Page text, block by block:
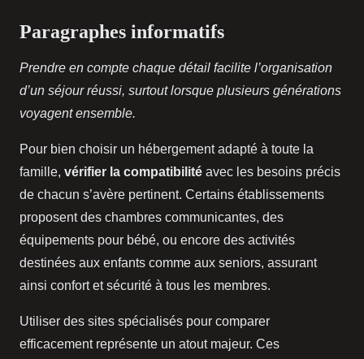
Paragraphes informatifs
Prendre en compte chaque détail facilite l’organisation
d’un séjour réussi, surtout lorsque plusieurs générations
voyagent ensemble.
Pour bien choisir un hébergement adapté à toute la
famille, vérifier la compatibilité avec les besoins précis
de chacun s’avère pertinent. Certains établissements
proposent des chambres communicantes, des
équipements pour bébé, ou encore des activités
destinées aux enfants comme aux seniors, assurant
ainsi confort et sécurité à tous les membres.
Utiliser des sites spécialisés pour comparer
efficacement représente un atout majeur. Ces